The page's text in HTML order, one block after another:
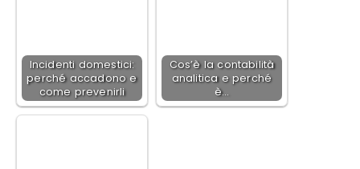
Incidenti domestici:
perché accadono e
come prevenirli
Cos’è la contabilità
analitica e perché
è…